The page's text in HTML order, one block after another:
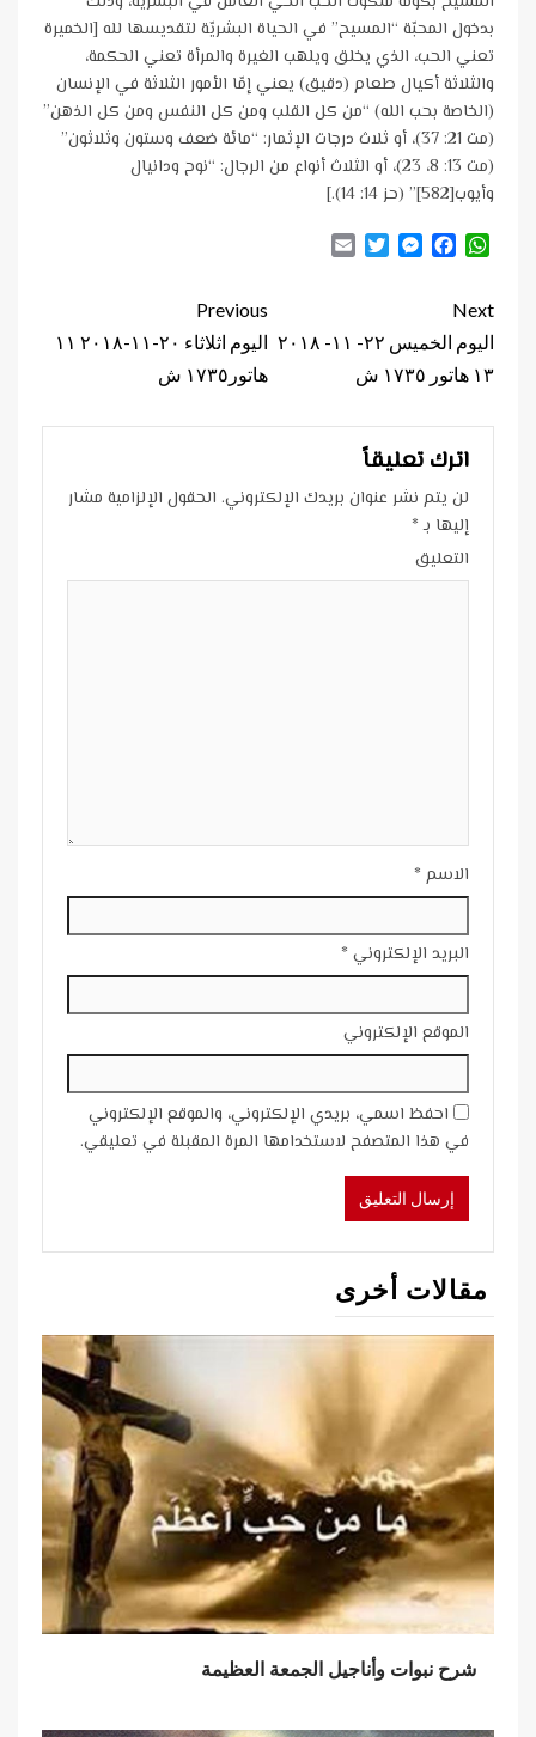
بدخول المحبّة “المسيح” في الحياة البشريّة لتقديسها لله [الخميرة
تعني الحب، الذي يخلق ويلهب الغيرة والمرأة تعني الحكمة،
والثلاثة أكيال طعام (دقيق) يعني إمّا الأمور الثلاثة في الإنسان
(الخاصة بحب الله) “من كل القلب ومن كل النفس ومن كل الذهن”
(مت 21: 37)، أو ثلاث درجات الإثمار: “مائة ضعف وستون وثلاثون”
(مت 13: 8، 23)، أو الثلاث أنواع من الرجال: “نوح ودانيال
وأيوب[582]” (حز 14: 14).]
WhatsApp
Facebook
Messenger
Twitter
Continue
Reading
Previous
اليوم اثلاثاء ٢٠-١١-٢٠١٨ ١١
هاتور١٧٣٥ ش
Next
اليوم الخميس ٢٢- ١١- ٢٠١٨
١٣ هاتور ١٧٣٥ ش
اترك تعليقاً
لن يتم نشر عنوان بريدك الإلكتروني. الحقول الإلزامية مشار
إليها بـ*
التعليق
الاسم *
البريد الإلكتروني *
الموقع الإلكتروني
احفظ اسمي، بريدي الإلكتروني، والموقع الإلكتروني
في هذا المتصفح لاستخدامها المرة المقبلة في تعليقي.
مقالات أخرى
شرح نبوات وأناجيل الجمعة العظيمة